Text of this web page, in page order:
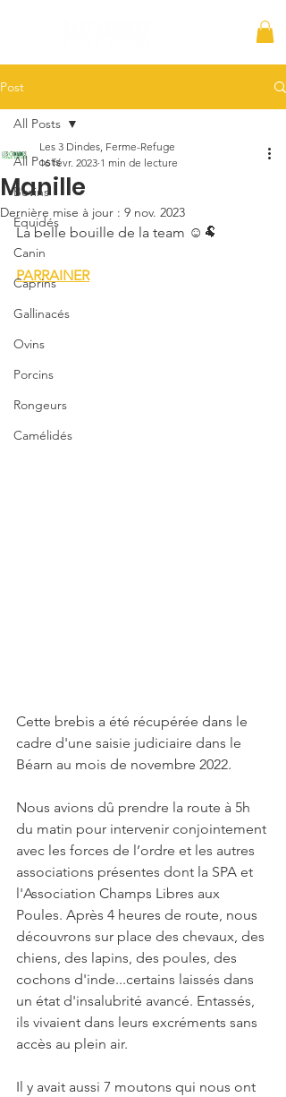
Post
All Posts
Bovins
Équidés
Canin
Caprins
Gallinacés
Ovins
Porcins
Rongeurs
Camélidés
All Posts
Manille
Les 3 Dindes, Ferme-Refuge
16 févr. 2023 1 min de lecture
Dernière mise à jour : 9 nov. 2023
La belle bouille de la team ☺️🐏
PARRAINER
Cette brebis a été récupérée dans le
cadre d'une saisie judiciaire dans le
Béarn au mois de novembre 2022.
Nous avions dû prendre la route à 5h
du matin pour intervenir conjointement
avec les forces de l’ordre et les autres
associations présentes dont la SPA et
l'Association Champs Libres aux
Poules. Après 4 heures de route, nous
découvrons sur place des chevaux, des
chiens, des lapins, des poules, des
cochons d'inde...certains laissés dans
un état d'insalubrité avancé. Entassés,
ils vivaient dans leurs excréments sans
accès au plein air.
Il y avait aussi 7 moutons qui nous ont